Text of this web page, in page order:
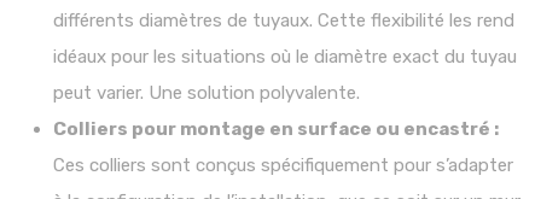
différents diamètres de tuyaux. Cette flexibilité les rend
idéaux pour les situations où le diamètre exact du tuyau
peut varier. Une solution polyvalente.
Colliers pour montage en surface ou encastré :
Ces colliers sont conçus spécifiquement pour s’adapter